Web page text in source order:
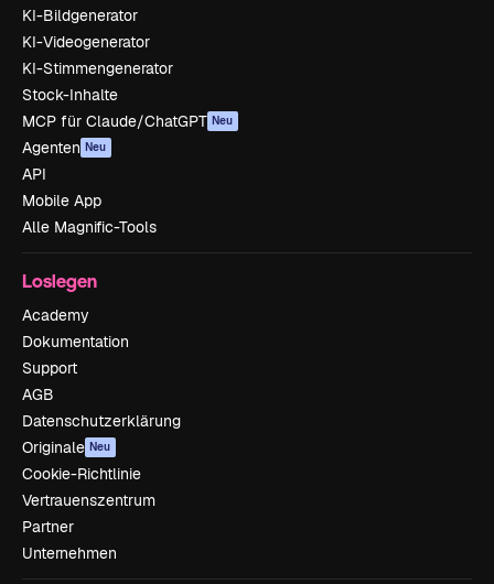
KI-Bildgenerator
KI-Videogenerator
KI-Stimmengenerator
Stock-Inhalte
MCP für Claude/ChatGPT Neu
Agenten Neu
API
Mobile App
Alle Magnific-Tools
Loslegen
Academy
Dokumentation
Support
AGB
Datenschutzerklärung
Originale Neu
Cookie-Richtlinie
Vertrauenszentrum
Partner
Unternehmen